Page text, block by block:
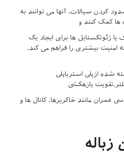
کردن سیالات، آنها می توانند به
ها کمک کنند و
ژئوتکستایل ها برای ایجاد یک
بیشتری را فراهم می کند،
شده ازپلی استریاپلی
یازهکشی
عمران مانند خاکریزها، کانال ها و